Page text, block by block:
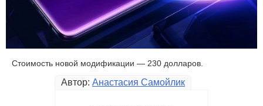
Стоимость новой модификации — 230 долларов.
Автор: Анастасия Самойлик